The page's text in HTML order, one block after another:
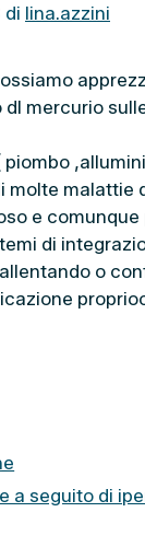
di lina.azzini
mercurio
molte malattie
e comunque
di
o
a seguito di